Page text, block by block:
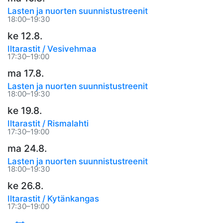
Lasten ja nuorten suunnistustreenit
18:00–19:30
ke 12.8.
Iltarastit / Vesivehmaa
17:30–19:00
ma 17.8.
Lasten ja nuorten suunnistustreenit
18:00–19:30
ke 19.8.
Iltarastit / Rismalahti
17:30–19:00
ma 24.8.
Lasten ja nuorten suunnistustreenit
18:00–19:30
ke 26.8.
Iltarastit / Kytänkangas
17:30–19:00